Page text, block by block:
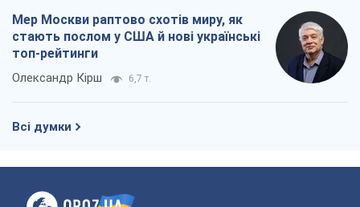
Мер Москви раптово схотів миру, як
стають послом у США й нові українські
топ-рейтинги
Олександр Кірш 6,7 т.
Всі думки